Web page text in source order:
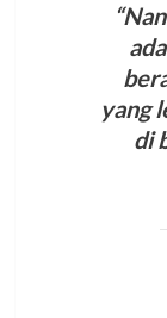
yang
di